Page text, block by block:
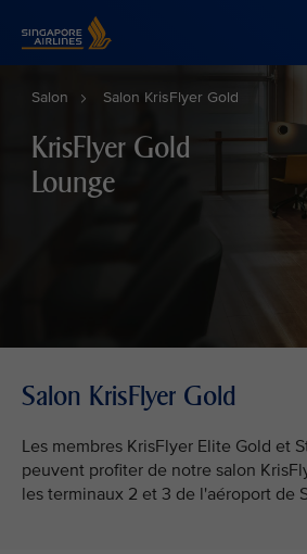
Salon Salon KrisFlyer Gold
KrisFlyer Gold
Lounge
Salon KrisFlyer Gold
Les membres KrisFlyer Elite Gold et
peuvent profiter de notre salon
les terminaux 2 et 3 de l'aéroport de